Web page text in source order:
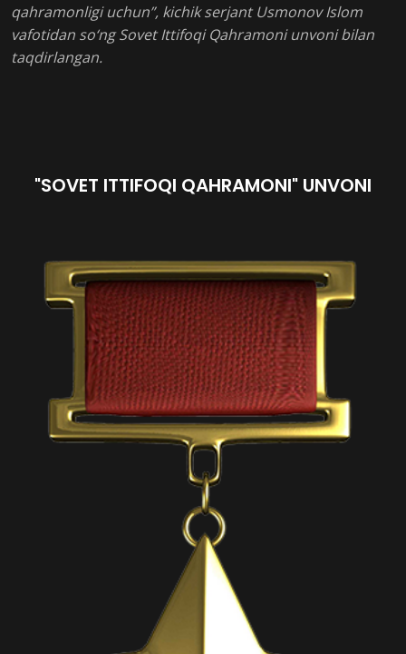
qahramonligi uchun”, kichik serjant Usmonov Islom
vafotidan so‘ng Sovet Ittifoqi Qahramoni unvoni bilan
taqdirlangan.
"SOVET ITTIFOQI QAHRAMONI" UNVONI